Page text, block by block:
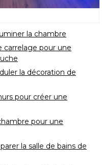
la chambre
carrelage pour une
la décoration de
pour créer une
pour une
la salle de bains de